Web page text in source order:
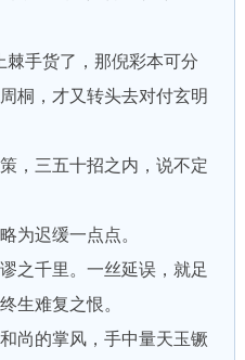
手货了，那倪彩本可分
桐，才又转头去对付玄明
三五十招之内，说不定
迟缓一点点。
千里。一丝延误，就足
生难复之恨。
的掌风，手中量天玉镢